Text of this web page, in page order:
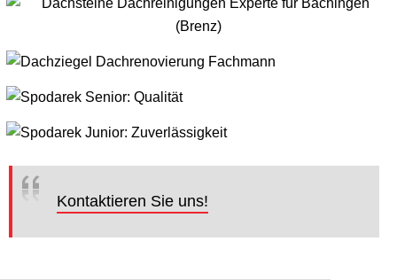
Kontaktieren Sie uns!